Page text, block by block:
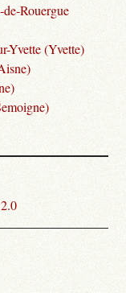
Rouergue
Yvette (Yvette)